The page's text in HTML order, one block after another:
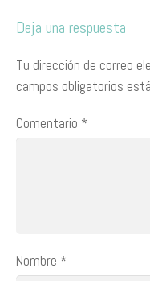
Deja una respuesta
Tu dirección de correo
campos obligatorios
Comentario *
Nombre *